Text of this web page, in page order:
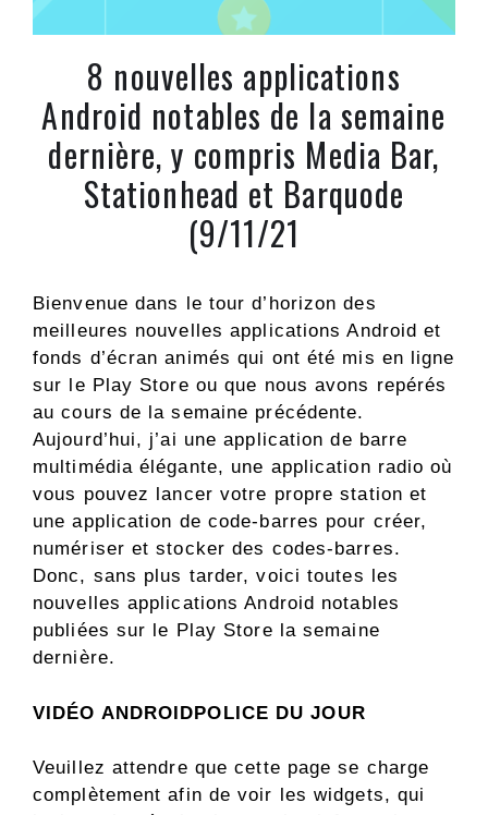
8 nouvelles applications
Android notables de la semaine
dernière, y compris Media Bar,
Stationhead et Barquode
(9/11/21
Bienvenue dans le tour d’horizon des
meilleures nouvelles applications Android et
fonds d’écran animés qui ont été mis en ligne
sur le Play Store ou que nous avons repérés
au cours de la semaine précédente.
Aujourd’hui, j’ai une application de barre
multimédia élégante, une application radio où
vous pouvez lancer votre propre station et
une application de code-barres pour créer,
numériser et stocker des codes-barres.
Donc, sans plus tarder, voici toutes les
nouvelles applications Android notables
publiées sur le Play Store la semaine
dernière.
VIDÉO ANDROIDPOLICE DU JOUR
Veuillez attendre que cette page se charge
complètement afin de voir les widgets, qui